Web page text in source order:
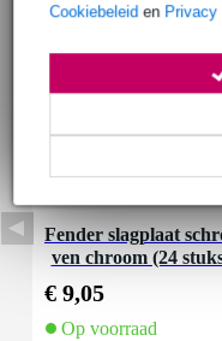
Cookiebeleid en Privacy
Fender slagplaat
ven chroom (24
€ 9,05
Op voorraad